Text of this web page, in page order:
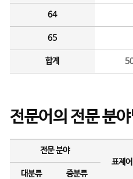
64
65
합계
전문어의 전문 분
전문 분야
표제
대분류
중분류